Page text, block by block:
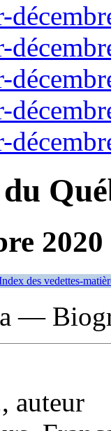
2020
des vedettes-
—
auteur